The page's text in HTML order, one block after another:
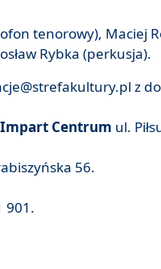
tenorowy), Maciej
Rybka (perkusja).
z
Centrum ul.
56.
901.